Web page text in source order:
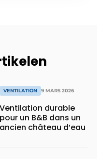
VENTILATION 9 MARS 2026
Ventilation durable
pour un B&B dans un
ancien château d’eau